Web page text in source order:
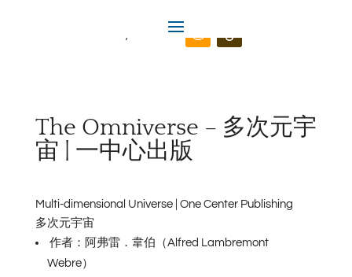
Omniversity.us
The Omniverse – 多次元宇
宙 | 一中心出版
Multi-dimensional Universe | One Center Publishing
多次元宇宙
作者：阿弗雷．韋伯（Alfred Lambremont
Webre）